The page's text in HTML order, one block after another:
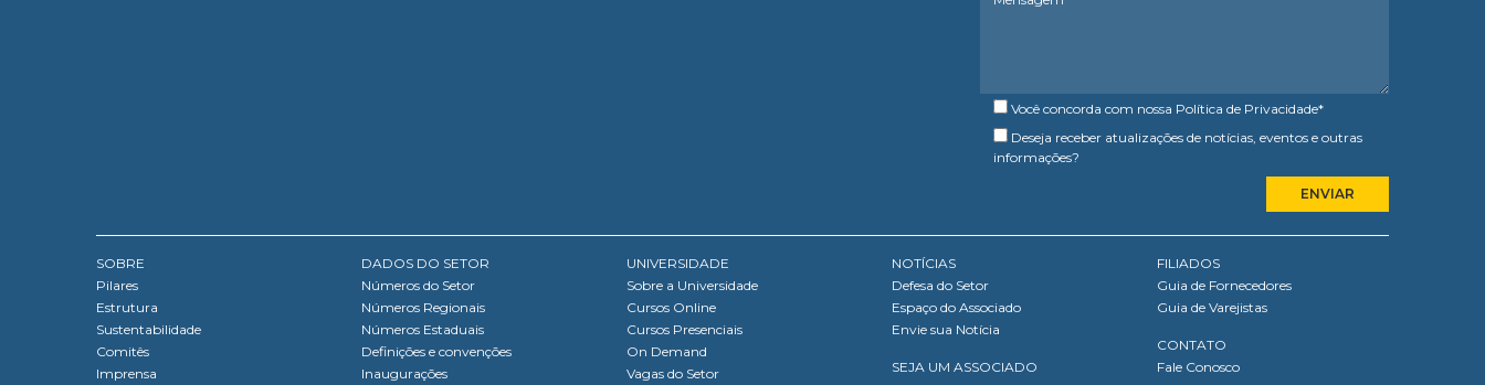
Você concorda com nossa Política de Privacidade*
Deseja receber atualizações de notícias, eventos e outras
informações?
SOBRE
Pilares
Estrutura
Sustentabilidade
Comitês
Imprensa
DADOS DO SETOR
Números do Setor
Números Regionais
Números Estaduais
Definições e convenções
Inaugurações
UNIVERSIDADE
Sobre a Universidade
Cursos Online
Cursos Presenciais
On Demand
Vagas do Setor
NOTÍCIAS
Defesa do Setor
Espaço do Associado
Envie sua Notícia
SEJA UM ASSOCIADO
FILIADOS
Guia de Fornecedores
Guia de Varejistas
CONTATO
Fale Conosco